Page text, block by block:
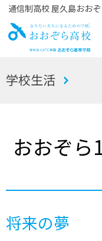
通信制高校 屋久島おお
お
学校生活
おおぞら
将来の夢